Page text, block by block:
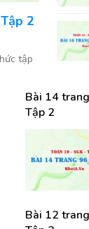
2
tập
Bài 14
Tập 2
Bài 12